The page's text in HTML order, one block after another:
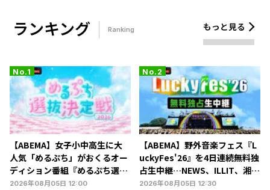
ランキング Ranking もっと見る
【ABEMA】女子小中高生に大
人気「めるぷち」がおくるオー
ディション番組『めるぷち選抜
決定戦2026』の生配信が決定
2026年08月05日 12:00
【ABEMA】野外音楽フェス『L
uckyFes'26』を4日連続無料独
占生中継…NEWS、ILLIT、湘南
乃風ら60組以上が集結
2026年08月05日 12:30